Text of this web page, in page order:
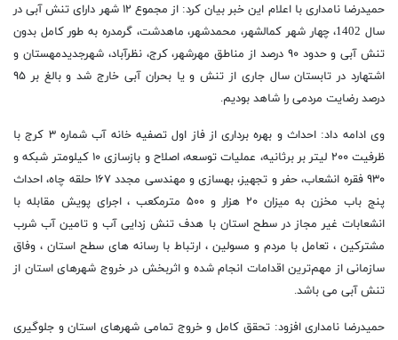
حمیدرضا نامداری با اعلام این خبر بیان کرد: از مجموع ۱۲ شهر دارای تنش آبی در
سال 1402، چهار شهر کمالشهر، محمدشهر، ماهدشت، گرمدره به طور کامل بدون
تنش آبی و حدود ۹۰ درصد از مناطق مهرشهر، کرج، نظرآباد، شهرجدیدمهستان و
اشتهارد در تابستان سال جاری از تنش و یا بحران آبی خارج شد و بالغ بر ۹۵
درصد رضایت مردمی را شاهد بودیم.
وی ادامه داد: احداث و بهره برداری از فاز اول تصفیه خانه آب شماره ۳ کرج با
ظرفیت ۲۰۰ لیتر بر برثانیه، عملیات توسعه، اصلاح و بازسازی ۱۰ کیلومتر شبکه و
۹۳۰ فقره انشعاب، حفر و تجهیز، بهسازی و مهندسی مجدد ۱۶۷ حلقه چاه، احداث
پنج باب مخزن به میزان ۲۰ هزار و ۵۰۰ مترمکعب ، اجرای پویش مقابله با
انشعابات غیر مجاز در سطح استان با هدف تنش زدایی آب و تامین آب شرب
مشترکین ، تعامل با مردم و مسولین ، ارتباط با رسانه های سطح استان ، وفاق
سازمانی از مهم‌ترین اقدامات انجام شده و اثربخش در خروج شهرهای استان از
تنش آبی می باشد.
حمیدرضا نامداری افزود: تحقق کامل و خروج تمامی شهرهای استان و جلوگیری